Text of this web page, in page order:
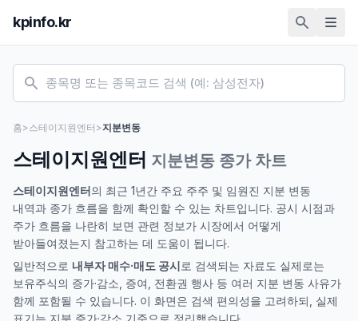
kpinfo.kr
홈>스테이지원엔터 >지분변동
스테이지원엔터 지분변동 종가 차트
스테이지원엔터의 최근 1년간 주요 주주 및 임원진 지분 변동
내역과 종가 흐름을 함께 확인할 수 있는 차트입니다. 공시 시점과
주가 흐름을 나란히 보면 관련 정보가 시장에서 어떻게
받아들여졌는지 참고하는 데 도움이 됩니다.
일반적으로 내부자 매수·매도 공시로 검색되는 자료도 실제로는
보유주식의 증가·감소, 증여, 전환권 행사 등 여러 지분 변동 사유가
함께 포함될 수 있습니다. 이 화면은 검색 편의성을 고려하되, 실제
표기는 지분 증가·감소 기준으로 정리했습니다.